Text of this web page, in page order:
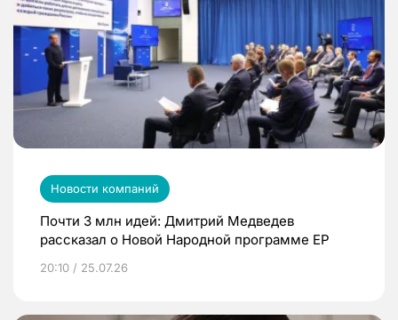
Новости компаний
Почти 3 млн идей: Дмитрий Медведев
рассказал о Новой Народной программе ЕР
20:10 / 25.07.26